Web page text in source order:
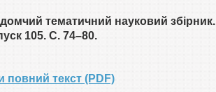
тематичний науковий збірник.
105. С. 74–80.
повний текст (PDF)